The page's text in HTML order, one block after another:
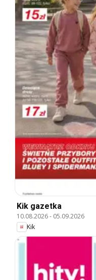
Kik gazetka
10.08.2026- 05.09.2026
Kik